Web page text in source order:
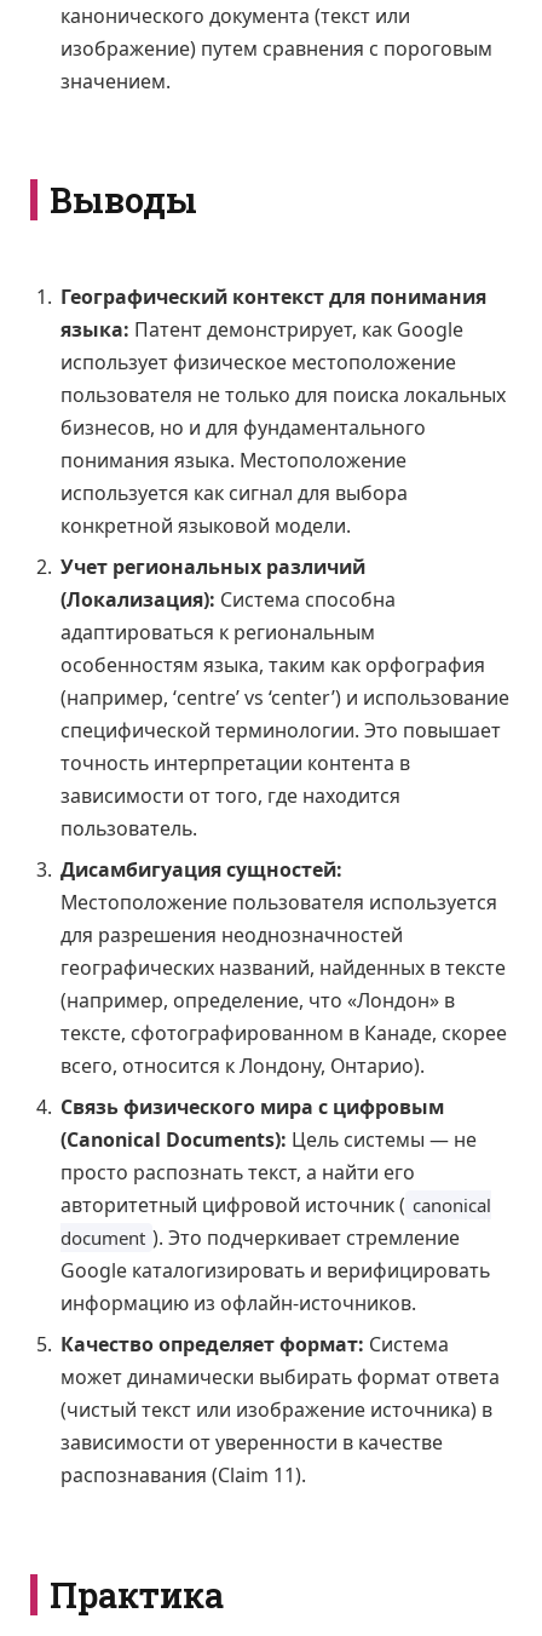
канонического документа (текст или
изображение) путем сравнения с пороговым
значением.
Выводы
Географический контекст для понимания
языка: Патент демонстрирует, как Google
использует физическое местоположение
пользователя не только для поиска локальных
бизнесов, но и для фундаментального
понимания языка. Местоположение
используется как сигнал для выбора
конкретной языковой модели.
Учет региональных различий
(Локализация): Система способна
адаптироваться к региональным
особенностям языка, таким как орфография
(например, ‘centre’ vs ‘center’) и использование
специфической терминологии. Это повышает
точность интерпретации контента в
зависимости от того, где находится
пользователь.
Дисамбигуация сущностей:
Местоположение пользователя используется
для разрешения неоднозначностей
географических названий, найденных в тексте
(например, определение, что «Лондон» в
тексте, сфотографированном в Канаде, скорее
всего, относится к Лондону, Онтарио).
Связь физического мира с цифровым
(Canonical Documents): Цель системы — не
просто распознать текст, а найти его
авторитетный цифровой источник ( canonical
document ). Это подчеркивает стремление
Google каталогизировать и верифицировать
информацию из офлайн-источников.
Качество определяет формат: Система
может динамически выбирать формат ответа
(чистый текст или изображение источника) в
зависимости от уверенности в качестве
распознавания (Claim 11).
Практика